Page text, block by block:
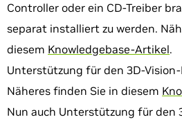
Controller oder ein CD-Treiber
separat installiert zu werden.
diesem Knowledgebase-Artikel.
Unterstützung für den 3D-
Näheres finden Sie in diesem
Nun auch Unterstützung für den